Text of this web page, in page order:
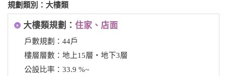
規劃類別：大樓類
大樓類規劃： 住家、店面
戶數規劃：44戶
樓層層數：地上15層‧地下3層
公設比率：33.9 %~